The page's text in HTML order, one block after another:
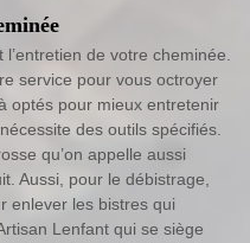
l’entretien de votre cheminée.
service pour vous octroyer
optés pour mieux entretenir
des outils spécifiés.
qu’on appelle aussi
Aussi, pour le débistrage,
enlever les bistres qui
Lenfant qui se siège